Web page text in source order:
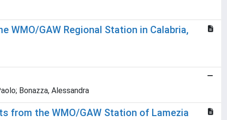
WMO/GAW Regional Station in Calabria,
Bonazza, Alessandra
from the WMO/GAW Station of Lamezia